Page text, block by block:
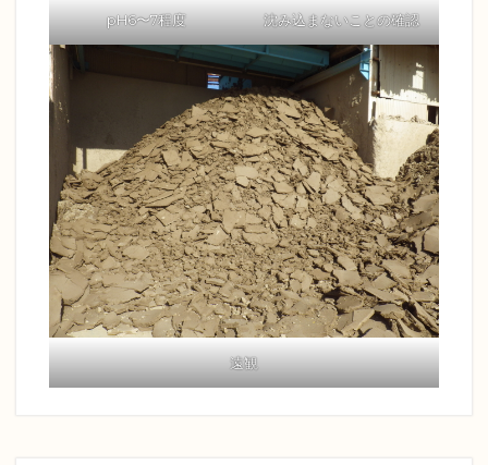
pH6〜7程度 沈み込まないことの確認
遠観